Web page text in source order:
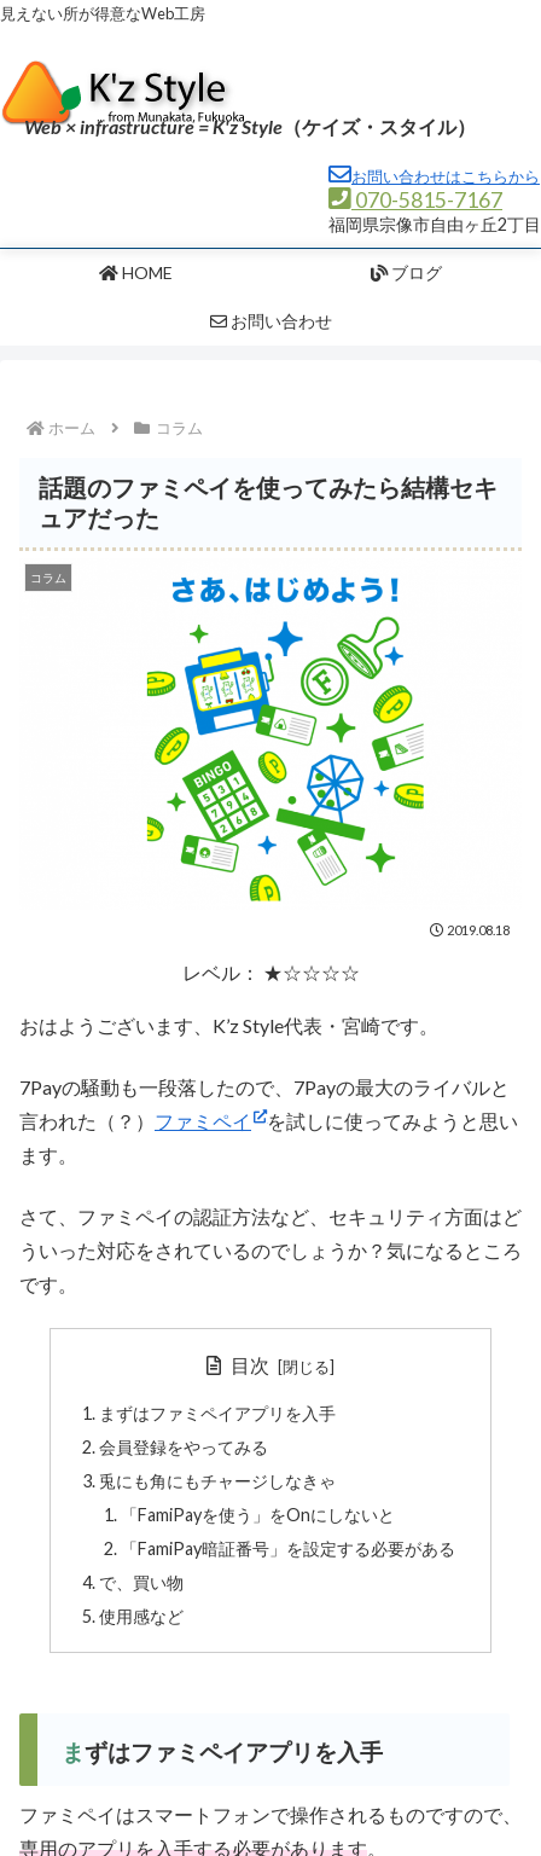
見えない所が得意なWeb工房
Web × infrastructure = K'z Style （ケイズ・スタイル）
お問い合わせはこちらから
070-5815-7167
福岡県宗像市自由ヶ丘2丁目
HOME ブログ
お問い合わせ
ホーム コラム
話題のファミペイを使ってみたら結構セキ
ュアだった
コラム
2019.08.18
レベル： ★☆☆☆☆
おはようございます、K’z Style代表・宮崎です。
7Payの騒動も一段落したので、7Payの最大のライバルと
言われた（？） ファミペイ
を試しに使ってみようと思い
ます。
さて、ファミペイの認証方法など、セキュリティ方面はど
ういった対応をされているのでしょうか？気になるところ
です。
目次
まずはファミペイアプリを入手
会員登録をやってみる
兎にも角にもチャージしなきゃ
「FamiPayを使う」をOnにしないと
「FamiPay暗証番号」を設定する必要がある
で、買い物
使用感など
まずはファミペイアプリを入手
ファミペイはスマートフォンで操作されるものですので、
専用のアプリを入手する必要があります。